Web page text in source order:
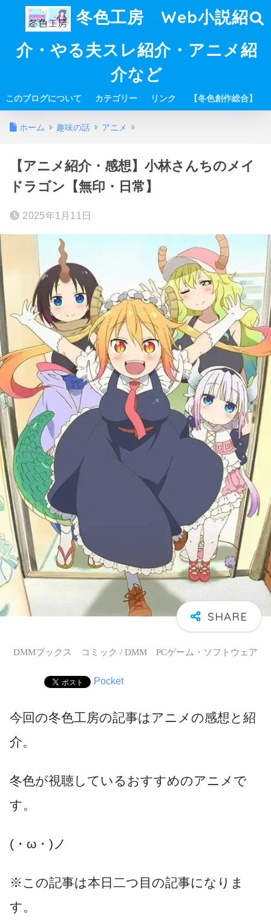
冬色工房 Web小説紹
介・やる夫スレ紹介・アニメ紹
介など
このブログについて カテゴリー リンク 【冬色創作総合】
ホーム 趣味の話 アニメ
【アニメ紹介・感想】小林さんちのメイ
ドラゴン【無印・日常】
2025年1月11日
DMMブックス コミック / DMM PCゲーム・ソフトウェア
Pocket
今回の冬色工房の記事はアニメの感想と紹
介。
冬色が視聴しているおすすめのアニメで
す。
(・ω・)ノ
※この記事は本日二つ目の記事になりま
す。